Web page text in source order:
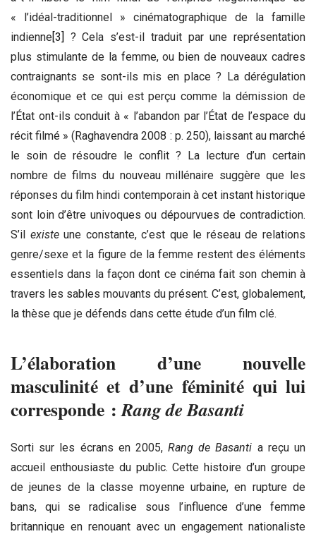
« l’idéal-traditionnel » cinématographique de la famille
indienne[3] ? Cela s’est-il traduit par une représentation
plus stimulante de la femme, ou bien de nouveaux cadres
contraignants se sont-ils mis en place ? La dérégulation
économique et ce qui est perçu comme la démission de
l’État ont-ils conduit à « l’abandon par l’État de l’espace du
récit filmé » (Raghavendra 2008 : p. 250), laissant au marché
le soin de résoudre le conflit ? La lecture d’un certain
nombre de films du nouveau millénaire suggère que les
réponses du film hindi contemporain à cet instant historique
sont loin d’être univoques ou dépourvues de contradiction.
S’il existeune constante, c’est que le réseau de relations
genre/sexe et la figure de la femme restent des éléments
essentiels dans la façon dont ce cinéma fait son chemin à
travers les sables mouvants du présent. C’est, globalement,
la thèse que je défends dans cette étude d’un film clé.
L’élaboration d’une nouvelle
masculinité et d’une féminité qui lui
corresponde :Rang de Basanti
Sorti sur les écrans en 2005,Rang de Basanti a reçu un
accueil enthousiaste du public. Cette histoire d’un groupe
de jeunes de la classe moyenne urbaine, en rupture de
bans, qui se radicalise sous l’influence d’une femme
britannique en renouant avec un engagement nationaliste